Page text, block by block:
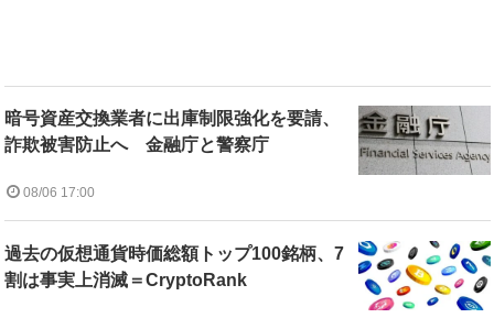
暗号資産交換業者に出庫制限強化を要請、
詐欺被害防止へ 金融庁と警察庁
08/06 17:00
過去の仮想通貨時価総額トップ100銘柄、7
割は事実上消滅＝CryptoRank